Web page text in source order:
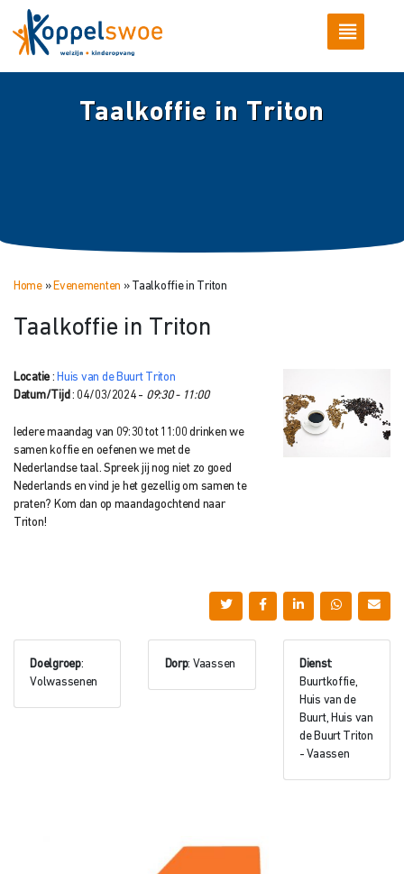
Taalkoffie in Triton
Home» Evenementen » Taalkoffie in Triton
Taalkoffie in Triton
Locatie : Huis van de Buurt Triton
Datum/Tijd : 04/03/2024 - 09:30 - 11:00
Iedere maandag van 09:30 tot 11:00 drinken we
samen koffie en oefenen we met de
Nederlandse taal. Spreek jij nog niet zo goed
Nederlands en vind je het gezellig om samen te
praten? Kom dan op maandagochtend naar
Triton!
Doelgroep:
Volwassenen
Dorp: Vaassen Dienst:
Buurtkoffie,
Huis van de
Buurt, Huis van
de Buurt Triton
- Vaassen